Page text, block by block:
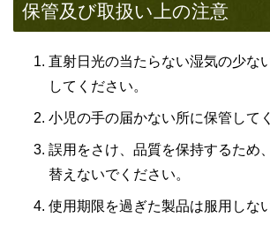
保管及び取扱い上の注意
直射日光の当たらない湿気の少な
してください。
小児の手の届かない所に保管して
誤用をさけ、品質を保持するため
替えないでください。
使用期限を過ぎた製品は服用しな